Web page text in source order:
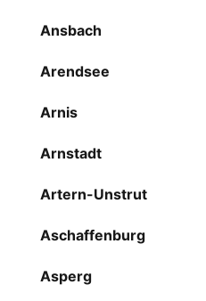
Ansbach
Arendsee
Arnis
Arnstadt
Artern-Unstrut
Aschaffenburg
Asperg